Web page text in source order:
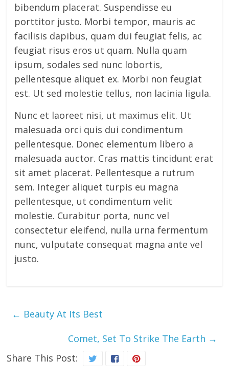
bibendum placerat. Suspendisse eu
porttitor justo. Morbi tempor, mauris ac
facilisis dapibus, quam dui feugiat felis, ac
feugiat risus eros ut quam. Nulla quam
ipsum, sodales sed nunc lobortis,
pellentesque aliquet ex. Morbi non feugiat
est. Ut sed molestie tellus, non lacinia ligula.
Nunc et laoreet nisi, ut maximus elit. Ut
malesuada orci quis dui condimentum
pellentesque. Donec elementum libero a
malesuada auctor. Cras mattis tincidunt erat
sit amet placerat. Pellentesque a rutrum
sem. Integer aliquet turpis eu magna
pellentesque, ut condimentum velit
molestie. Curabitur porta, nunc vel
consectetur eleifend, nulla urna fermentum
nunc, vulputate consequat magna ante vel
justo.
← Beauty At Its Best
Comet, Set To Strike The Earth →
Share This Post: